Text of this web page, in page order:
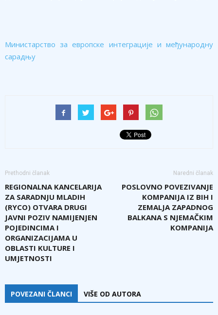
Министарство за европске интеграције и међународну
сарадњу
Prethodni članak
REGIONALNA KANCELARIJA
ZA SARADNJU MLADIH
(RYCO) OTVARA DRUGI
JAVNI POZIV NAMIJENJEN
POJEDINCIMA I
ORGANIZACIJAMA U
OBLASTI KULTURE I
UMJETNOSTI
Naredni članak
POSLOVNO POVEZIVANJE
KOMPANIJA IZ BIH I
ZEMALJA ZAPADNOG
BALKANA S NJEMAČKIM
KOMPANIJA
POVEZANI ČLANCI VIŠE OD AUTORA